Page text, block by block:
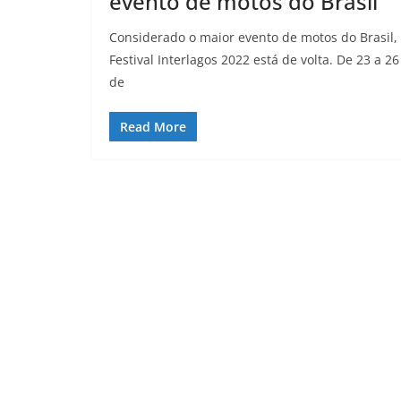
Considerado o maior evento de motos do Brasil,
Festival Interlagos 2022 está de volta. De 23 a 26
de
Read More